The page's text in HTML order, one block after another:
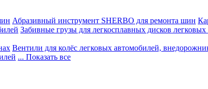
Абразивный инструмент SHERBO для ремонта шин
Забивные грузы для легкосплавных дисков
Вентили для колёс легковых автомобилей,
... Показать все